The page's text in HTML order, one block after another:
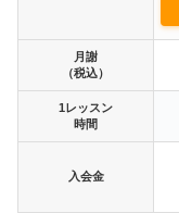
月謝
（税込）
1レッスン
時間
入会金